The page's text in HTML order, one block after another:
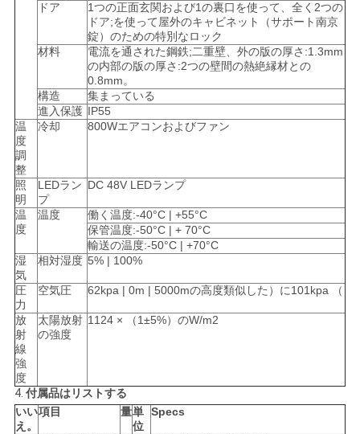
い
地
図
PRIVACY
POLICY
ドア
1つの正面玄関および1の裏口を使って、全く2つの
ドア;を使って屋外のキャビネット（サポート南京
錠）のための特別なロック
材料
電流を通された鋼鉄;二重壁、外の版の厚さ:1.3mm
の内部の版の厚さ:2つの壁間の熱絶縁材との
0.8mm。
構造
集まっている
進入保護 IP55
温
度
調
整
冷却 800Wエアコンおよびファン
照
明
LEDラン
プ
DC 48V LEDランプ
温
度
温度
働く温度:-40°C | +55°C
保管温度:-50°C | + 70°C
輸送の温度:-50°C | +70°C
湿
気
相対湿度 5% | 100%
圧
力
空気圧 62kpa | 0m | 5000mの高度類似した）に101kpa （
放
射
線
強
度
太陽放射
の強度
1124 × （1±5%）のW/m2
4. 付属品はリストする
いい
え。
項目 量単
位
Specs